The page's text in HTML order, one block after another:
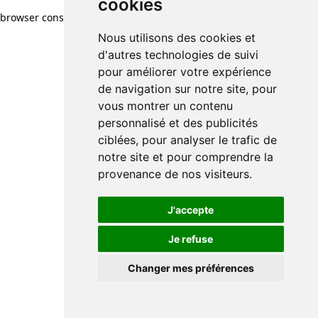
cookies
Nous utilisons des cookies et
d'autres technologies de suivi
pour améliorer votre expérience
de navigation sur notre site, pour
vous montrer un contenu
personnalisé et des publicités
ciblées, pour analyser le trafic de
notre site et pour comprendre la
provenance de nos visiteurs.
J'accepte
Je refuse
Changer mes préférences
browser console for more information)